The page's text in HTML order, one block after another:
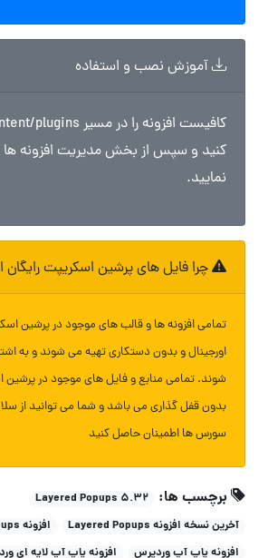
آموزش نصب و استفاده
کنید و سپس از بخش مدیریت افزونه ها
نمایید.
چرا فایل های پرشین اسکریپت
تمامی افزونه ها و قالب های موجود در پرشین
اورجینال و بدون دستکاری تهیه می شوند و به
شوند. تمامی منابع و فایل های موجود در پرشین
بدون قفل گذاری می باشد و شما می توانید از
سورس ها اطمینان حاصل کنید
برچسب ها:
Layered Popups 5.32
آخرین نسخه افزونه Layered Popups
افزونه Layered Popups
افزونه پاپ آپ وردپرس
افزونه پاپ آپ لایه ای